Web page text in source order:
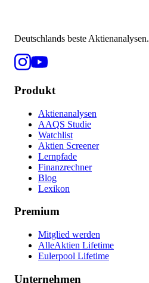
Deutschlands beste Aktienanalysen.
Produkt
Aktienanalysen
AAQS Studie
Watchlist
Aktien Screener
Lernpfade
Finanzrechner
Blog
Lexikon
Premium
Mitglied werden
AlleAktien Lifetime
Eulerpool Lifetime
Unternehmen